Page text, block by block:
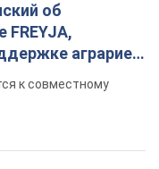
об
FREYJA,
аграриев.
к совместному